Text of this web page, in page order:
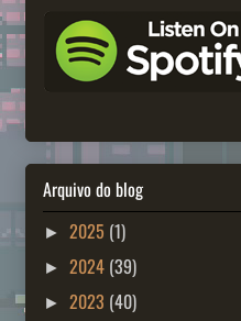
Arquivo do blog
► 2025 (1)
► 2024 (39)
► 2023 (40)